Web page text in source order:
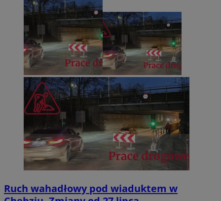
Ruch wahadłowy pod wiaduktem w